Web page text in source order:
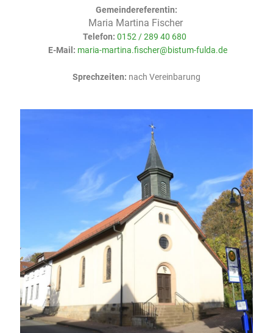
Gemeindereferentin:
Maria Martina Fischer
Telefon: 0152 / 289 40 680
E-Mail: maria-martina.fischer@bistum-fulda.de
Sprechzeiten: nach Vereinbarung